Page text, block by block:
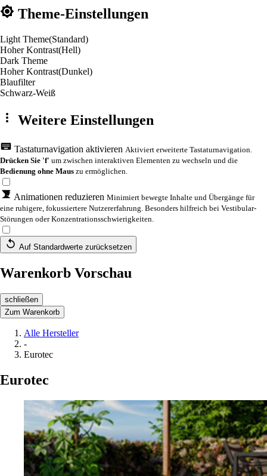
Theme-Einstellungen
Light Theme(Standard)
Hoher Kontrast(Hell)
Dark Theme
Hoher Kontrast(Dunkel)
Blaufilter
Schwarz-Weiß
Weitere Einstellungen
Tastaturnavigation aktivieren Aktiviert erweiterte Tastaturnavigation.
Drücken Sie 'f' um zwischen interaktiven Elementen zu wechseln und die
Bedienung ohne Maus zu ermöglichen.
Animationen reduzieren Minimiert bewegte Inhalte und Übergänge für
eine ruhigere, fokussiertere Nutzererfahrung. Besonders hilfreich bei Vestibular-
Störungen oder Konzentrationsschwierigkeiten.
Auf Standardwerte zurücksetzen
Warenkorb Vorschau
schließen
Zum Warenkorb
Alle Hersteller
-
Eurotec
Eurotec